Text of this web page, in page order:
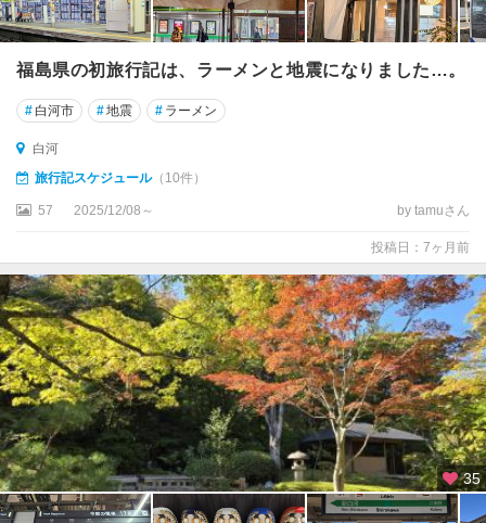
福島県の初旅行記は、ラーメンと地震になりました…。
# 白河市 #地震 # ラーメン
白河
旅行記スケジュール（10件）
57 2025/12/08～ by tamuさん
投稿日：7ヶ月前
35